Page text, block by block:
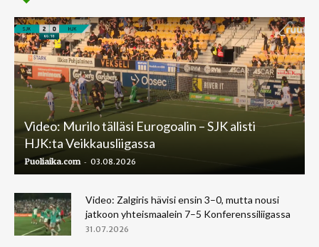
Video: Murilo tälläsi Eurogoalin – SJK alisti
HJK:ta Veikkausliigassa
Puoliaika.com - 03.08.2026
Video: Zalgiris hävisi ensin 3–0, mutta nousi
jatkoon yhteismaalein 7–5 Konferenssiliigassa
31.07.2026